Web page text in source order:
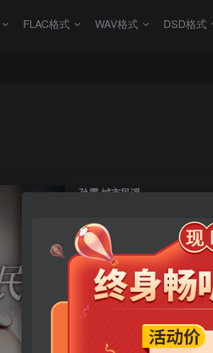
FLAC格式 WAV格式 DSD格式
孙露 城市民谣
此内容为会员专享，请付费后查
9.9 限时特惠
￥99